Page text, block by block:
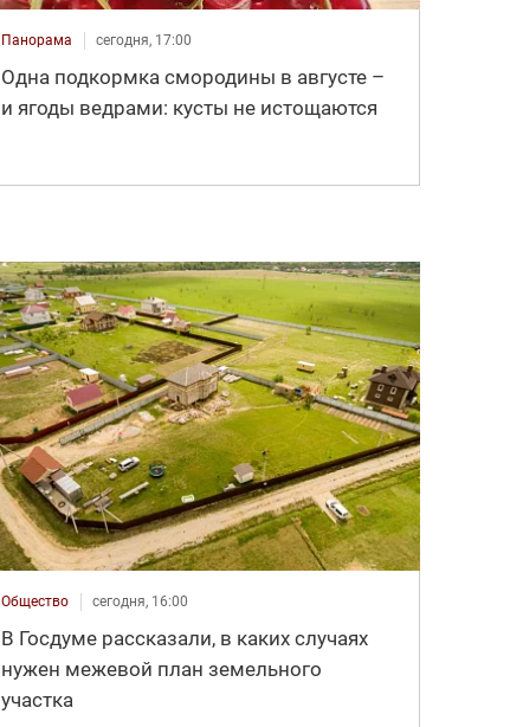
Панорама сегодня, 17:00
Одна подкормка смородины в августе –
и ягоды ведрами: кусты не истощаются
Общество сегодня, 16:00
В Госдуме рассказали, в каких случаях
нужен межевой план земельного
участка